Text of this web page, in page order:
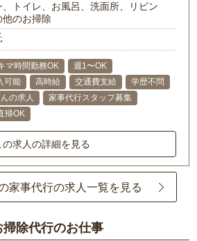
、トイレ、お風呂、洗面所、リビン
他のお掃除
マ時間勤務OK
週1〜OK
可能 高時給 交通費支給
学歴不問
の求人
家事代行スタッフ募集
帰OK
の求人の詳細を見る
家事代行の求人一覧を見る
除代行のお仕事